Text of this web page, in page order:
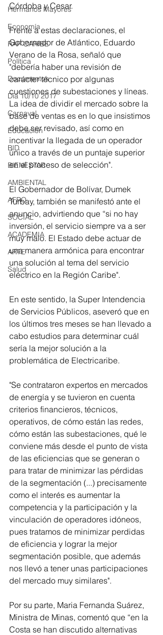
Hermanos Mayores
Economía
RAP CARIBE
Política
Documentos
Día 10/10 2017
Carnaval
Educación
BID
BIENESTAR
AMBIENTAL
AFRO
SOCIAL
ACADEMIA
ARTE
Salud
Córdoba y Cesar.
Frente a estas declaraciones, el
Gobernador de Atlántico, Eduardo
Verano de la Rosa, señaló que
"debería haber una revisión de
carácter técnico por algunas
cuestiones de subestaciones y líneas.
La idea de dividir el mercado sobre la
base de ventas es en lo que insistimos
debe ser revisado, así como en
incentivar la llegada de un operador
único a través de un puntaje superior
en el proceso de selección".
El Gobernador de Bolívar, Dumek
Turbay, también se manifestó ante el
anuncio, advirtiendo que “si no hay
inversión, el servicio siempre va a ser
muy malo. El Estado debe actuar de
una manera armónica para encontrar
una solución al tema del servicio
eléctrico en la Región Caribe".
En este sentido, la Super Intendencia
de Servicios Públicos, aseveró que en
los últimos tres meses se han llevado a
cabo estudios para determinar cuál
sería la mejor solución a la
problemática de Electricaribe.
"Se contrataron expertos en mercados
de energía y se tuvieron en cuenta
criterios financieros, técnicos,
operativos, de cómo están las redes,
cómo están las subestaciones, qué le
conviene más desde el punto de vista
de las eficiencias que se generan o
para tratar de minimizar las pérdidas
de la segmentación (...) precisamente
como el interés es aumentar la
competencia y la participación y la
vinculación de operadores idóneos,
pues tratamos de minimizar perdidas
de eficiencia y lograr la mejor
segmentación posible, que además
nos llevó a tener unas participaciones
del mercado muy similares".
Por su parte, Maria Fernanda Suárez,
Ministra de Minas, comentó que “en la
Costa se han discutido alternativas